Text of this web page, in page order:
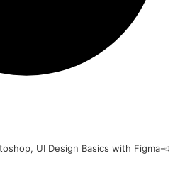
UI Design Basics with Figma-এ